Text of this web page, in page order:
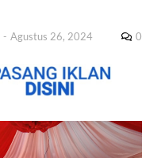
- Agustus 26, 2024 0